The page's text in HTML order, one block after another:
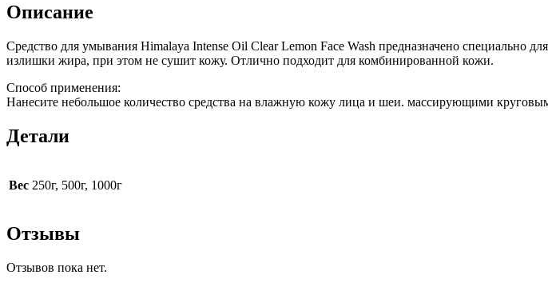
Описание
Средство для умывания Himalaya Intense Oil Clear Lemon Face Wash предназначено специально
излишки жира, при этом не сушит кожу. Отлично подходит для комбинированной кожи.
Способ применения:
Нанесите небольшое количество средства на влажную кожу лица и шеи. массирующими
Детали
Вес 250г, 500г, 1000г
Отзывы
Отзывов пока нет.